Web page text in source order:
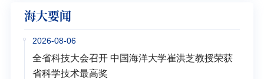
海大要闻
2026-08-06
全省科技大会召开 中国海洋大学崔洪芝教授荣获
省科学技术最高奖